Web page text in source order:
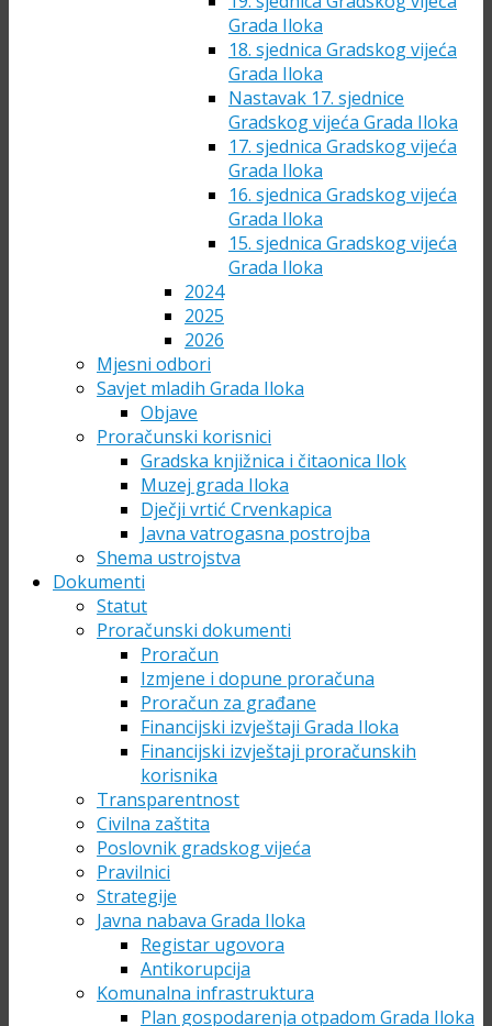
Grada Iloka
18. sjednica Gradskog vijeća
Grada Iloka
Nastavak 17. sjednice
Gradskog vijeća Grada Iloka
17. sjednica Gradskog vijeća
Grada Iloka
16. sjednica Gradskog vijeća
Grada Iloka
15. sjednica Gradskog vijeća
Grada Iloka
2024
2025
2026
Mjesni odbori
Savjet mladih Grada Iloka
Objave
Proračunski korisnici
Gradska knjižnica i čitaonica Ilok
Muzej grada Iloka
Dječji vrtić Crvenkapica
Javna vatrogasna postrojba
Shema ustrojstva
Dokumenti
Statut
Proračunski dokumenti
Proračun
Izmjene i dopune proračuna
Proračun za građane
Financijski izvještaji Grada Iloka
Financijski izvještaji proračunskih
korisnika
Transparentnost
Civilna zaštita
Poslovnik gradskog vijeća
Pravilnici
Strategije
Javna nabava Grada Iloka
Registar ugovora
Antikorupcija
Komunalna infrastruktura
Plan gospodarenja otpadom Grada Iloka